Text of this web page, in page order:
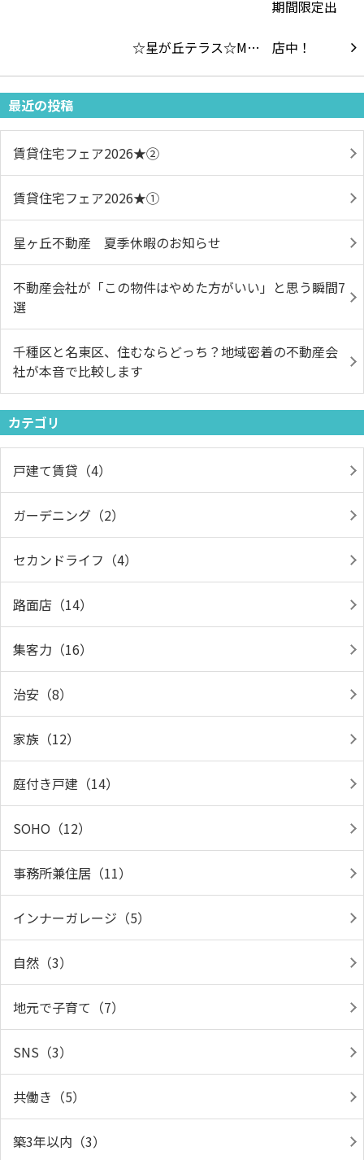
☆星が丘テラス☆M…
最近の投稿
賃貸住宅フェア2026★➁
賃貸住宅フェア2026★①
星ヶ丘不動産 夏季休暇のお知らせ
不動産会社が「この物件はやめた方がいい」と思う瞬間7
選
千種区と名東区、住むならどっち？地域密着の不動産会
社が本音で比較します
カテゴリ
戸建て賃貸（4）
ガーデニング（2）
セカンドライフ（4）
路面店（14）
集客力（16）
治安（8）
家族（12）
庭付き戸建（14）
SOHO（12）
事務所兼住居（11）
インナーガレージ（5）
自然（3）
地元で子育て（7）
SNS（3）
共働き（5）
築3年以内（3）